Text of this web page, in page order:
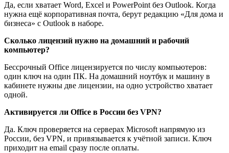
Да, если хватает Word, Excel и PowerPoint без Outlook. Когда
нужна ещё корпоративная почта, берут редакцию «Для дома и
бизнеса» с Outlook в наборе.
Сколько лицензий нужно на домашний и рабочий
компьютер?
Бессрочный Office лицензируется по числу компьютеров:
один ключ на один ПК. На домашний ноутбук и машину в
кабинете нужны две лицензии, на одно устройство хватает
одной.
Активируется ли Office в России без VPN?
Да. Ключ проверяется на серверах Microsoft напрямую из
России, без VPN, и привязывается к учётной записи. Ключ
приходит на email сразу после оплаты.